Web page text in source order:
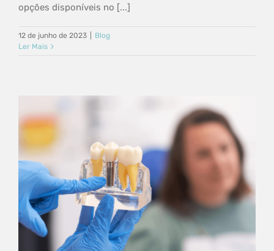
opções disponíveis no [...]
12 de junho de 2023
Blog
Ler Mais